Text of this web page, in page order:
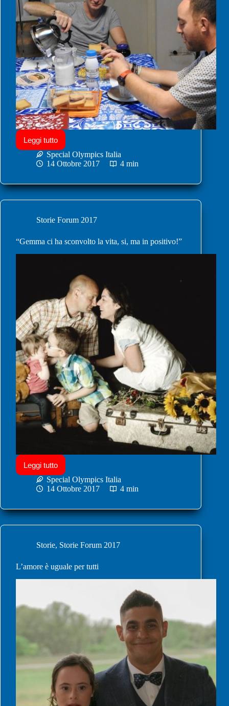
Leggi tutto
Special Olympics Italia
14 Ottobre 2017
4 min
Storie Forum 2017
“Gemma ci ha sconvolto la vita, si, ma in positivo!”
Leggi tutto
Special Olympics Italia
14 Ottobre 2017
4 min
Storie, Storie Forum 2017
L’amore è uguale per tutti